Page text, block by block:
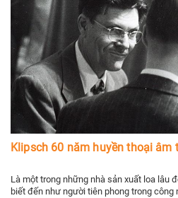
Klipsch 60 năm huyền thoại âm
Là một trong những nhà sản xuất loa lâu
biết đến như người tiên phong trong công